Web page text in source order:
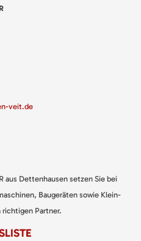
veit.de
aus Dettenhausen setzen Sie bei
Baugeräten sowie Klein-
richtigen Partner.